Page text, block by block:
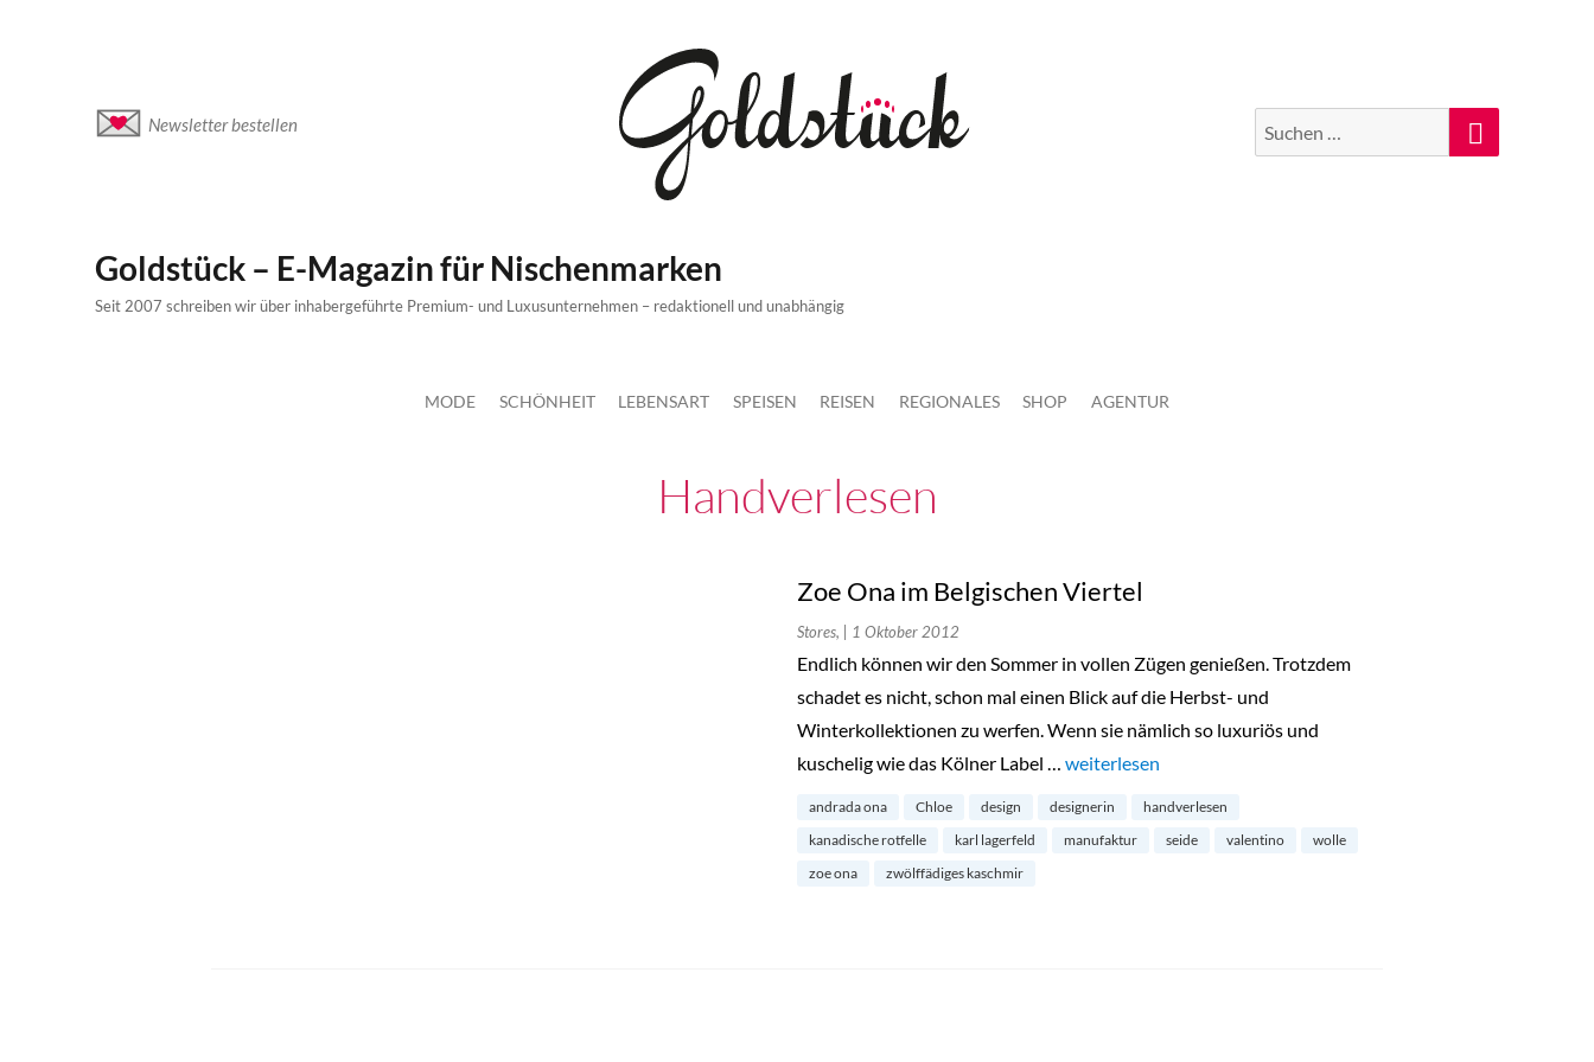
Newsletter bestellen
Suche
nach:
Suchen
Goldstück – E-Magazin für Nischenmarken
Seit 2007 schreiben wir über inhabergeführte Premium- und Luxusunternehmen – redaktionell und unabhängig
MODE SCHÖNHEIT LEBENSART SPEISEN REISEN REGIONALES SHOP AGENTUR
Handverlesen
Zoe Ona im Belgischen Viertel
Stores, | 1 Oktober 2012
Endlich können wir den Sommer in vollen Zügen genießen. Trotzdem
schadet es nicht, schon mal einen Blick auf die Herbst- und
Winterkollektionen zu werfen. Wenn sie nämlich so luxuriös und
kuschelig wie das Kölner Label … „Zoe Ona im Belgischen Viertel“
weiterlesen
andrada ona Chloe design designerin
handverlesen
kanadische rotfelle
karl lagerfeld manufaktur seide valentino
wolle
zoe ona
zwölffädiges kaschmir